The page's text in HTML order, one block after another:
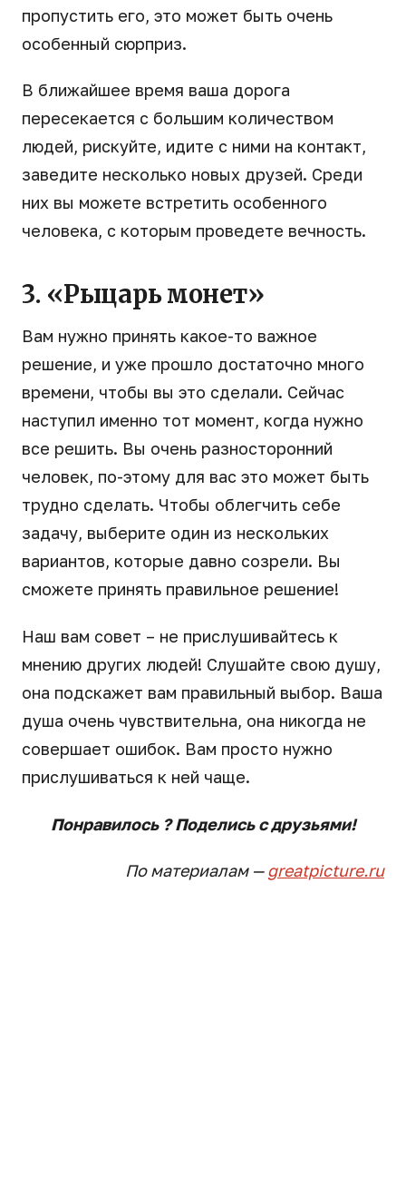
пропустить его, это может быть очень
особенный сюрприз.
В ближайшее время ваша дорога
пересекается с большим количеством
людей, рискуйте, идите с ними на контакт,
заведите несколько новых друзей. Среди
них вы можете встретить особенного
человека, с которым проведете вечность.
3. «Рыцарь монет»
Вам нужно принять какое-то важное
решение, и уже прошло достаточно много
времени, чтобы вы это сделали. Сейчас
наступил именно тот момент, когда нужно
все решить. Вы очень разносторонний
человек, по-этому для вас это может быть
трудно сделать. Чтобы облегчить себе
задачу, выберите один из нескольких
вариантов, которые давно созрели. Вы
сможете принять правильное решение!
Наш вам совет – не прислушивайтесь к
мнению других людей! Слушайте свою душу,
она подскажет вам правильный выбор. Ваша
душа очень чувствительна, она никогда не
совершает ошибок. Вам просто нужно
прислушиваться к ней чаще.
Понравилось ? Поделись с друзьями!
По материалам —greatpicture.ru